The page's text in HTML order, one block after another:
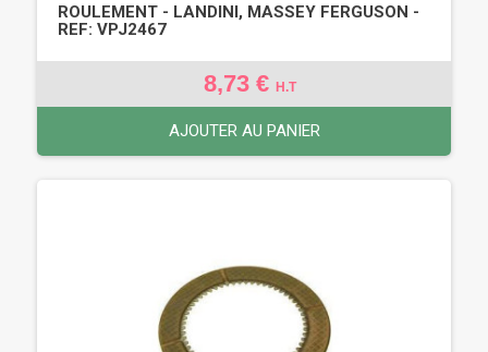
ROULEMENT - LANDINI, MASSEY FERGUSON -
REF: VPJ2467
8,73 € H.T
AJOUTER AU PANIER